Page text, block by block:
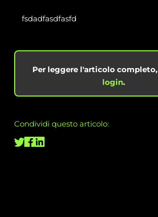
fsdadfasdfasfd
Per leggere l'articolo completo,
login.
Condividi questo articolo: